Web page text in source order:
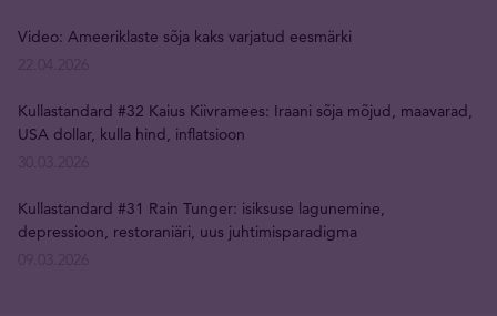
Video: Ameeriklaste sõja kaks varjatud eesmärki
Kullastandard #32 Kaius Kiivramees: Iraani sõja mõjud, maavarad,
USA dollar, kulla hind, inflatsioon
Kullastandard #31 Rain Tunger: isiksuse lagunemine,
depressioon, restoraniäri, uus juhtimisparadigma